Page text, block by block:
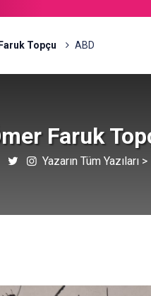
Topçu ABD
Faruk
Yazarın Tüm Yazıları >